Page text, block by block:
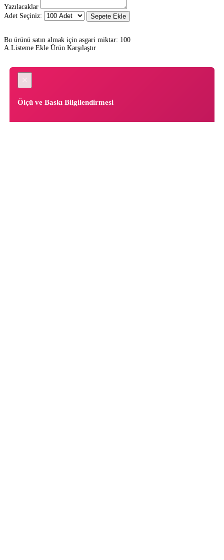
Yazılacaklar
Adet Seçiniz:
Sepete Ekle
Bu ürünü satın almak için asgari miktar: 100
A.Listeme Ekle Ürün Karşılaştır
Ölçü ve Baskı Bilgilendirmesi